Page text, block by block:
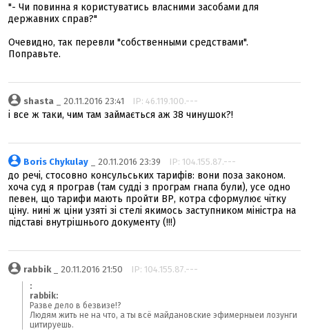
"- Чи повинна я користуватись власними засобами для
державних справ?"
Очевидно, так перевли "собственными средствами".
Поправьте.
shasta _ 20.11.2016 23:41 IP: 46.119.100.---
і все ж таки, чим там займається аж 38 чинушок?!
Boris Chykulay _ 20.11.2016 23:39 IP: 104.155.87.---
до речі, стосовно консульських тарифів: вони поза законом.
хоча суд я програв (там судді з програм гнапа були), усе одно
певен, що тарифи мають пройти ВР, котра сформулює чітку
ціну. нині ж ціни узяті зі стелі якимось заступником міністра на
підставі внутрішнього документу (!!!)
rabbik_ 20.11.2016 21:50 IP: 104.155.87.---
:
rabbik:
Разве дело в безвизе!?
Людям жить не на что, а ты всё майдановские эфимерныеи лозунги
цитируешь.